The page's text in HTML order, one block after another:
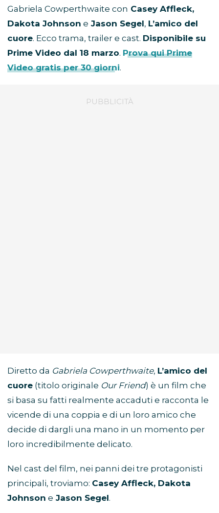
Gabriela Cowperthwaite con Casey Affleck,
Dakota Johnson e Jason Segel, L’amico del
cuore. Ecco trama, trailer e cast. Disponibile su
Prime Video dal 18 marzo. Prova qui Prime
Video gratis per 30 giorni.
Diretto da Gabriela Cowperthwaite, L’amico del
cuore (titolo originale Our Friend) è un film che
si basa su fatti realmente accaduti e racconta le
vicende di una coppia e di un loro amico che
decide di dargli una mano in un momento per
loro incredibilmente delicato.
Nel cast del film, nei panni dei tre protagonisti
principali, troviamo: Casey Affleck, Dakota
Johnson e Jason Segel.